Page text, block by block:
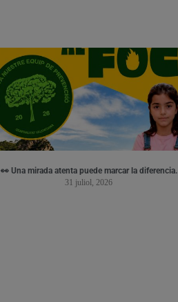
👀 Una mirada atenta puede marcar la diferencia.
31 juliol, 2026